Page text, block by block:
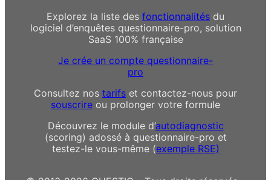
Explorez la liste des fonctionnalités du
logiciel d’enquêtes questionnaire-pro, solution
SaaS 100% française
Je crée un compte questionnaire-
pro
Consultez nos tarifs et contactez-nous pour
souscrire ou prolonger votre formule
Découvrez le module d’autodiagnostic
(scoring) adossé à questionnaire-pro et
testez-le vous-même (exemple RSE)